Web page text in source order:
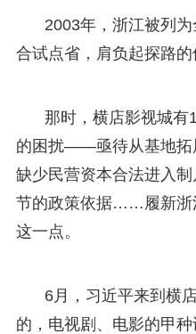
2003年，浙江被列
合试点省，肩负起探路的
那时，横店影视城有
的困扰——亟待从基地拓
缺少民营资本合法进入
节的政策依据……履新浙
这一点。
6月，习近平来到横
的，电视剧、电影的甲